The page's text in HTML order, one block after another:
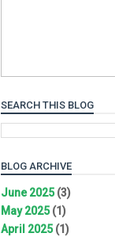
SEARCH THIS BLOG
BLOG ARCHIVE
June 2025(3)
May 2025(1)
April 2025(1)